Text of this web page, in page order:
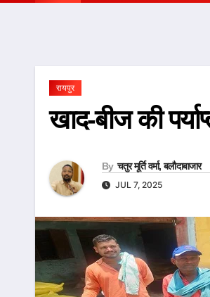
रायपुर
खाद-बीज की
By चतुर मूर्ति वर्मा, बलौदाबाजार
JUL 7, 2025